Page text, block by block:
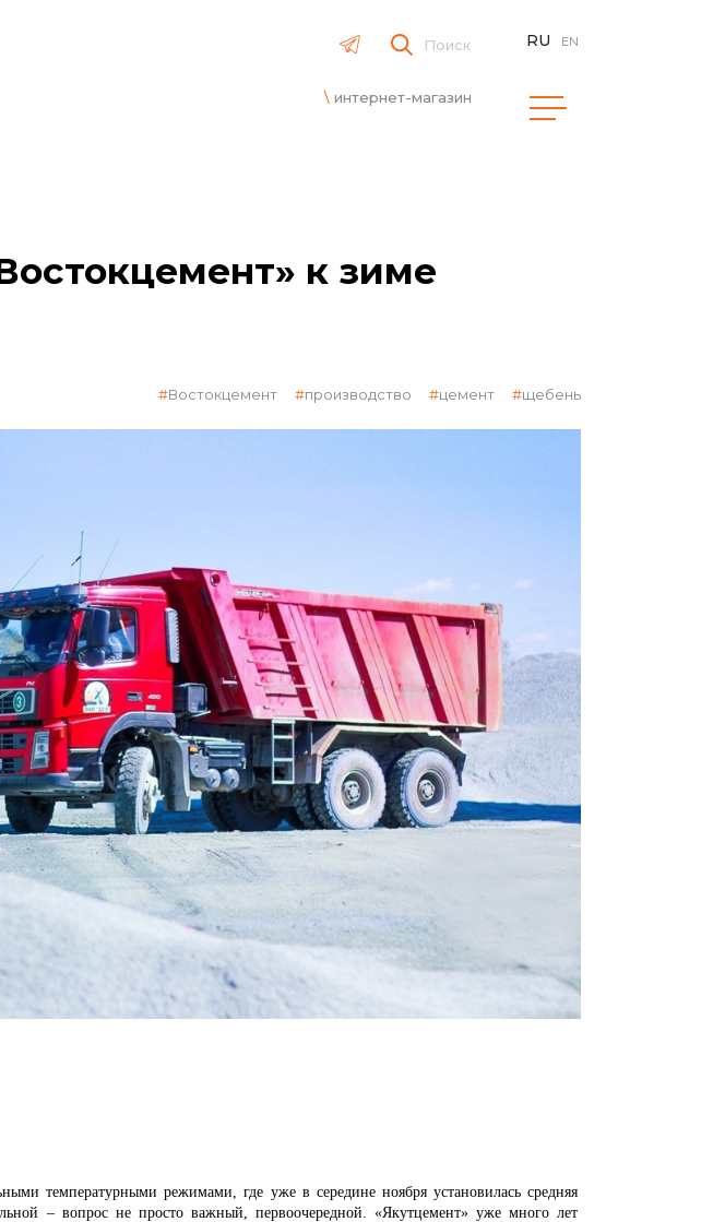
Поиск
интернет-магазин
RU EN
к зиме
Востокцемент производство цемент щебень
температурными режимами, где уже в середине ноября установилась средняя
– вопрос не просто важный, первоочередной. «Якутцемент» уже много лет